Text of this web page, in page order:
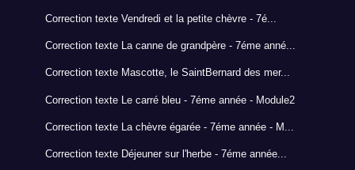
Correction texte Vendredi et la petite chèvre - 7é...
Correction texte La canne de grandpère - 7éme anné...
Correction texte Mascotte, le SaintBernard des mer...
Correction texte Le carré bleu - 7éme année - Module2
Correction texte La chèvre égarée - 7éme année - M...
Correction texte Déjeuner sur l'herbe - 7éme année...